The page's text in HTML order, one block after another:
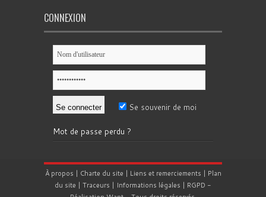
CONNEXION
Se souvenir de moi
Mot de passe perdu ?
À propos | Charte du site | Liens et remerciements | Plan
du site | Traceurs | Informations légales | RGPD -